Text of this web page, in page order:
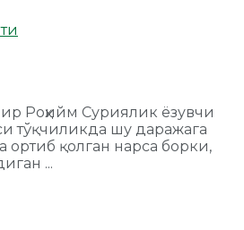
Роҳийм Суриялик ёзувчи
тўқчиликда шу даражага
ортиб қолган нарса борки,
...